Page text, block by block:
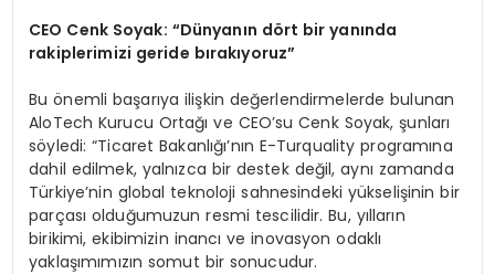
CEO Cenk Soyak: “Dünyanın dört bir yanında
rakiplerimizi geride bırakıyoruz”
Bu önemli başarıya ilişkin değerlendirmelerde bulunan
AloTech Kurucu Ortağı ve CEO’su Cenk Soyak, şunları
söyledi: “Ticaret Bakanlığı’nın E-Turquality programına
dahil edilmek, yalnızca bir destek değil, aynı zamanda
Türkiye’nin global teknoloji sahnesindeki yükselişinin bir
parçası olduğumuzun resmi tescilidir. Bu, yılların
birikimi, ekibimizin inancı ve inovasyon odaklı
yaklaşımımızın somut bir sonucudur.